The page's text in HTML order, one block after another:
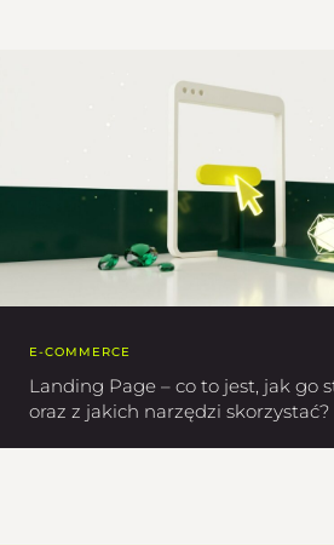
E-COMMERCE
Landing Page – co to jest, jak go
oraz z jakich narzędzi skorzystać?